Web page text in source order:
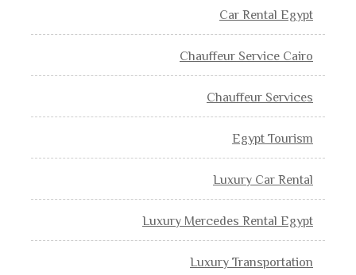
Car Rental Egypt
Chauffeur Service Cairo
Chauffeur Services
Egypt Tourism
Luxury Car Rental
Luxury Mercedes Rental Egypt
Luxury Transportation